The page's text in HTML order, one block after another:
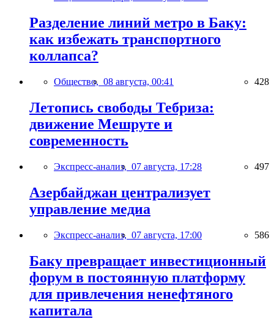
Разделение линий метро в Баку:
как избежать транспортного
коллапса?
Общество, 08 августа, 00:41 428
Летопись свободы Тебриза:
движение Мешруте и
современность
Экспресс-анализ, 07 августа, 17:28 497
Азербайджан централизует
управление медиа
Экспресс-анализ, 07 августа, 17:00 586
Баку превращает инвестиционный
форум в постоянную платформу
для привлечения ненефтяного
капитала